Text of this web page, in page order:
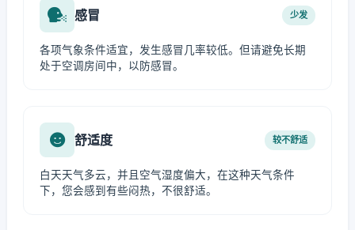
感冒 少发
各项气象条件适宜，发生感冒几率较低。但请避免长期
处于空调房间中，以防感冒。
舒适度 较不舒适
白天天气多云，并且空气湿度偏大，在这种天气条件
下，您会感到有些闷热，不很舒适。